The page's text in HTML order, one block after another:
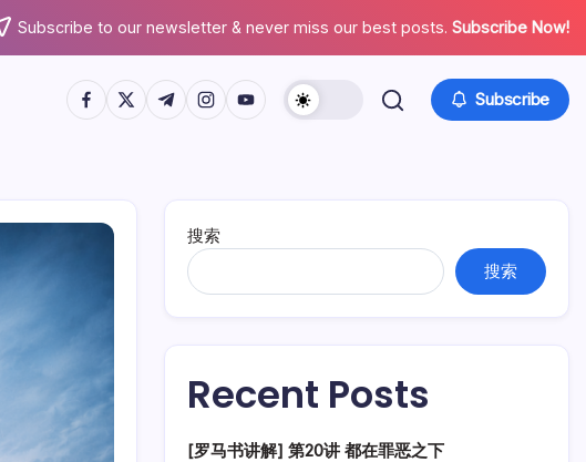
Subscribe to our newsletter & never miss our best posts. Subscribe Now!
https://www.facebook.com/
https://twitter.com/
https://t.me/
https://www.instagram.com/
https://youtube.com/ Subscribe
搜索
搜索
Recent Posts
[罗马书讲解] 第20讲 都在罪恶之下